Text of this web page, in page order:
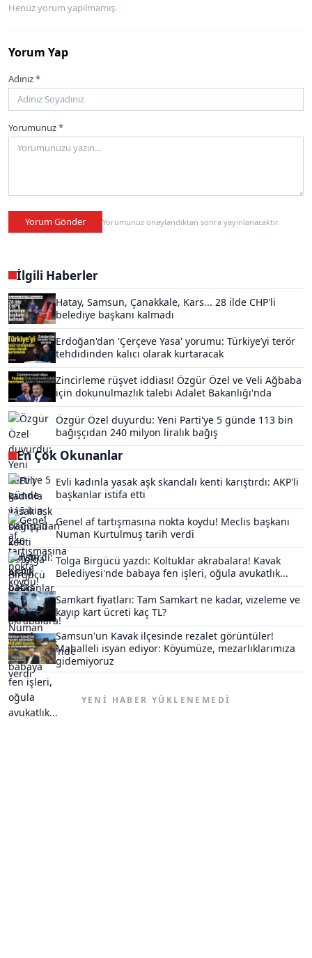
Henüz yorum yapılmamış.
Yorum Yap
Adınız *
Yorumunuz *
Yorum Gönder Yorumunuz onaylandıktan sonra yayınlanacaktır.
İlgili Haberler
Hatay, Samsun, Çanakkale, Kars... 28 ilde CHP'li
belediye başkanı kalmadı
Erdoğan'dan 'Çerçeve Yasa' yorumu: Türkiye’yi terör
tehdidinden kalıcı olarak kurtaracak
Zincirleme rüşvet iddiası! Özgür Özel ve Veli Ağbaba
için dokunulmazlık talebi Adalet Bakanlığı'nda
Özgür Özel duyurdu: Yeni Parti'ye 5 günde 113 bin
bağışçıdan 240 milyon liralık bağış
En Çok Okunanlar
Evli kadınla yasak aşk skandalı kenti karıştırdı: AKP'li
başkanlar istifa etti
Genel af tartışmasına nokta koydu! Meclis başkanı
Numan Kurtulmuş tarih verdi
Tolga Birgücü yazdı: Koltuklar akrabalara! Kavak
Belediyesi'nde babaya fen işleri, oğula avukatlık...
Samkart fiyatları: Tam Samkart ne kadar, vizeleme ve
kayıp kart ücreti kaç TL?
Samsun'un Kavak ilçesinde rezalet görüntüler!
Mahalleli isyan ediyor: Köyümüze, mezarlıklarımıza
gidemiyoruz
YENI HABER YÜKLENEMEDI